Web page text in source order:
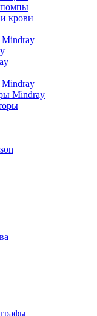
крови
Mindray
Mindray
Mindray